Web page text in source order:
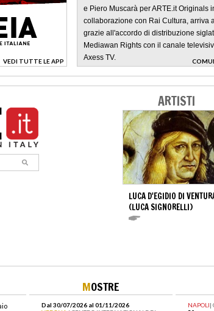
VEDI TUTTE LE APP
>
e Piero Muscarà per ARTE.it Originals
collaborazione con Rai Cultura, arriva
grazie all'accordo di distribuzione
Mediawan Rights con il canale
Axess TV.
>
ARTISTI
LUCA D'EGIDIO DI
(LUCA SIGNORELLI)
MOSTRE
Dal 30/07/2026 al 01/11/2026
NAPOLI|